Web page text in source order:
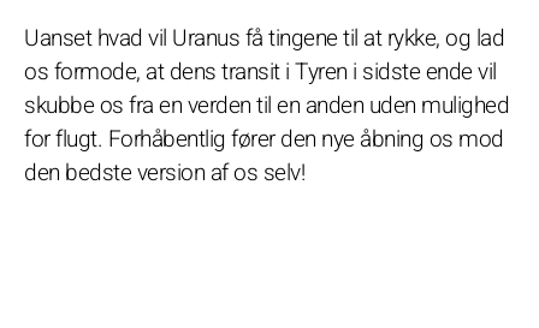
Uanset hvad vil Uranus få tingene til at rykke, og lad
os formode, at dens transit i Tyren i sidste ende vil
skubbe os fra en verden til en anden uden mulighed
for flugt. Forhåbentlig fører den nye åbning os mod
den bedste version af os selv!